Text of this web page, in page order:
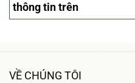
thông tin trên
VỀ CHÚNG TÔI